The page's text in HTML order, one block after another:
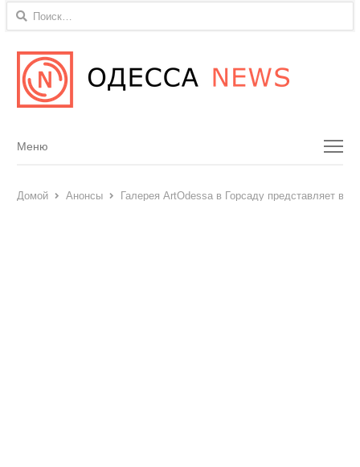
Найти:
Menu
Меню
Домой Анонсы Галерея ArtOdessa в Горсаду представляет